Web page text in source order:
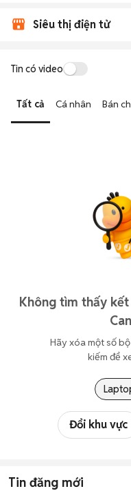
Siêu thị điện tử
Tin có video
Tất cả Cá nhân Bán
Không tìm thấy
Hãy xóa một số
kiếm để
Đổi khu vực
Tin đăng mới